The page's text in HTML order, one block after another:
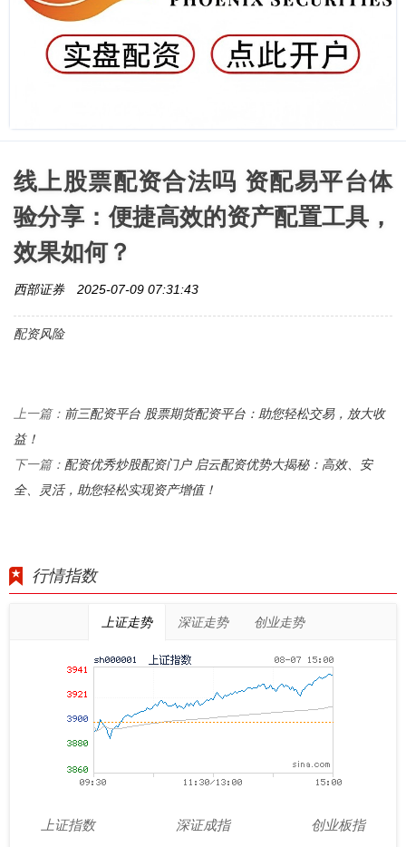
线上股票配资合法吗 资配易平台体
验分享：便捷高效的资产配置工具，
效果如何？
西部证券 2025-07-09 07:31:43
配资风险
上一篇： 前三配资平台 股票期货配资平台：助您轻松交易，放大收
益！
下一篇： 配资优秀炒股配资门户 启云配资优势大揭秘：高效、安
全、灵活，助您轻松实现资产增值！
行情指数
上证走势 深证走势 创业走势
上证指数
深证成指
创业板指